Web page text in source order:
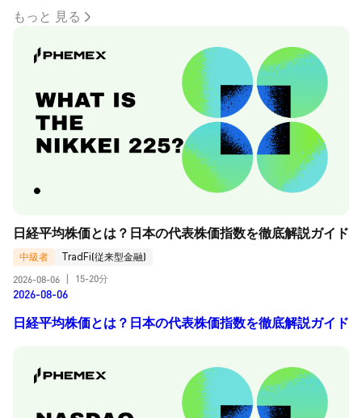
もっと 見る
日経平均株価とは？日本の代表株価指数を徹底解説ガイド
中級者
TradFi(従来型金融)
2026-08-06
15-20分
2026-08-06
日経平均株価とは？日本の代表株価指数を徹底解説ガイド